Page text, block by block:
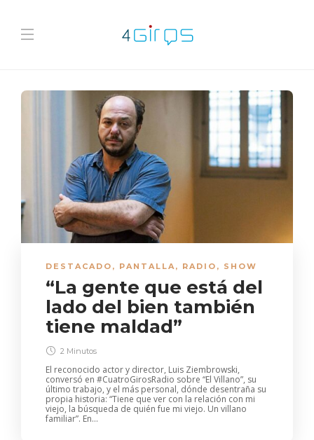
DESTACADO , PANTALLA, RADIO , SHOW
“La gente que está del
lado del bien también
tiene maldad”
2 Minutos
El reconocido actor y director, Luis Ziembrowski,
conversó en #CuatroGirosRadio sobre “El Villano”, su
último trabajo, y el más personal, dónde desentraña su
propia historia: “Tiene que ver con la relación con mi
viejo, la búsqueda de quién fue mi viejo. Un villano
familiar”. En...